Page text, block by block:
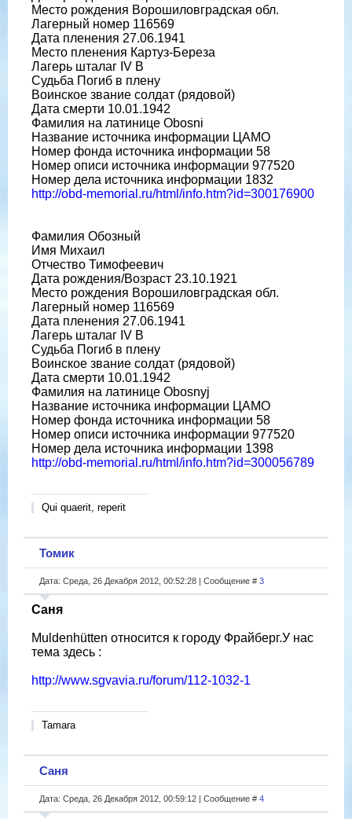
Место рождения Ворошиловградская обл.
Лагерный номер 116569
Дата пленения 27.06.1941
Место пленения Картуз-Береза
Лагерь шталаг IV B
Судьба Погиб в плену
Воинское звание солдат (рядовой)
Дата смерти 10.01.1942
Фамилия на латинице Obosni
Название источника информации ЦАМО
Номер фонда источника информации 58
Номер описи источника информации 977520
Номер дела источника информации 1832
http://obd-memorial.ru/html/info.htm?id=300176900
Фамилия Обозный
Имя Михаил
Отчество Тимофеевич
Дата рождения/Возраст 23.10.1921
Место рождения Ворошиловградская обл.
Лагерный номер 116569
Дата пленения 27.06.1941
Лагерь шталаг IV B
Судьба Погиб в плену
Воинское звание солдат (рядовой)
Дата смерти 10.01.1942
Фамилия на латинице Obosnyj
Название источника информации ЦАМО
Номер фонда источника информации 58
Номер описи источника информации 977520
Номер дела источника информации 1398
http://obd-memorial.ru/html/info.htm?id=300056789
Qui quaerit, reperit
Томик
Дата: Среда, 26 Декабря 2012, 00:52:28 | Сообщение # 3
Саня
Muldenhütten относится к городу Фрайберг.У нас
тема здесь :
http://www.sgvavia.ru/forum/112-1032-1
Tamara
Саня
Дата: Среда, 26 Декабря 2012, 00:59:12 | Сообщение # 4